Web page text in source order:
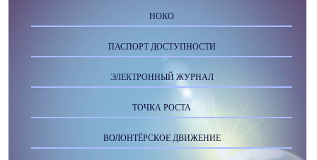
НОКО
ПАСПОРТ ДОСТУПНОСТИ
ЭЛЕКТРОННЫЙ ЖУРНАЛ
ТОЧКА РОСТА
ВОЛОНТЁРСКОЕ ДВИЖЕНИЕ